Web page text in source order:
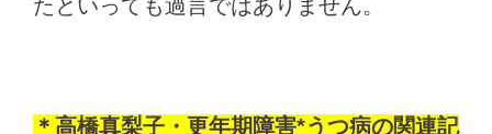
たといっても過言ではありません。
＊高橋真梨子・更年期障害*うつ病の関連記